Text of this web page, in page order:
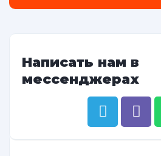
Написать нам в
мессенджерах